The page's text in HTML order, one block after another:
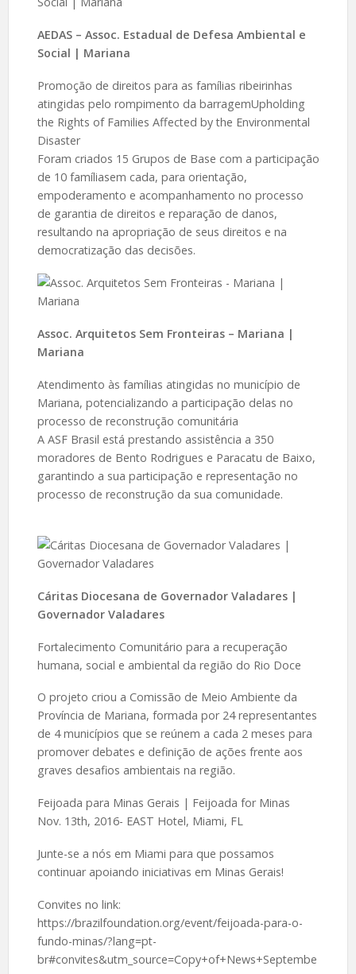
AEDAS – Assoc. Estadual de Defesa Ambiental e
Social | Mariana
Promoção de direitos para as famílias ribeirinhas
atingidas pelo rompimento da barragemUpholding
the Rights of Families Affected by the Environmental
Disaster
Foram criados 15 Grupos de Base com a participação
de 10 famíliasem cada, para orientação,
empoderamento e acompanhamento no processo
de garantia de direitos e reparação de danos,
resultando na apropriação de seus direitos e na
democratização das decisões.
Assoc. Arquitetos Sem Fronteiras – Mariana |
Mariana
Atendimento às famílias atingidas no município de
Mariana, potencializando a participação delas no
processo de reconstrução comunitária
A ASF Brasil está prestando assistência a 350
moradores de Bento Rodrigues e Paracatu de Baixo,
garantindo a sua participação e representação no
processo de reconstrução da sua comunidade.
Cáritas Diocesana de Governador Valadares |
Governador Valadares
Fortalecimento Comunitário para a recuperação
humana, social e ambiental da região do Rio Doce
O projeto criou a Comissão de Meio Ambiente da
Província de Mariana, formada por 24 representantes
de 4 municípios que se reúnem a cada 2 meses para
promover debates e definição de ações frente aos
graves desafios ambientais na região.
Feijoada para Minas Gerais | Feijoada for Minas
Nov. 13th, 2016- EAST Hotel, Miami, FL
Junte-se a nós em Miami para que possamos
continuar apoiando iniciativas em Minas Gerais!
Convites no link:
https://brazilfoundation.org/event/feijoada-para-o-
fundo-minas/?lang=pt-
br#convites&utm_source=Copy+of+News+Septembe